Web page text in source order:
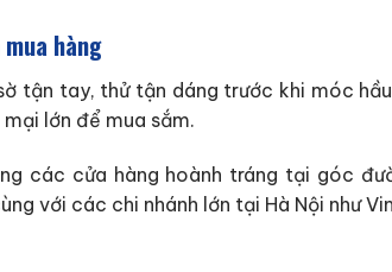
hàng
tận tay, thử tận dáng trước khi móc
lớn để mua sắm.
các cửa hàng hoành tráng tại góc
với các chi nhánh lớn tại Hà Nội như